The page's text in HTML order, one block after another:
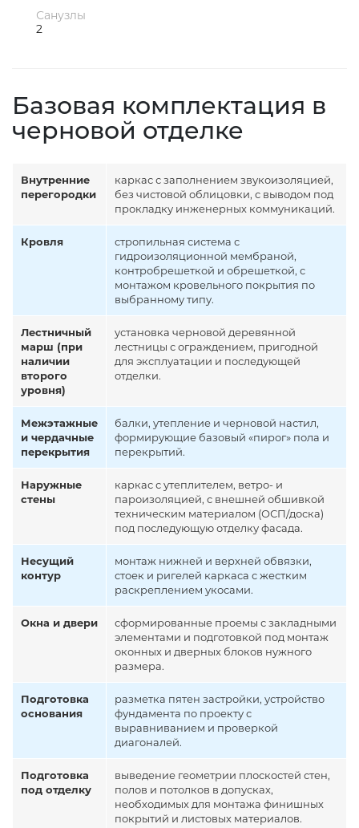
Санузлы
2
Базовая комплектация в
черновой отделке
Внутренние
перегородки
каркас с заполнением звукоизоляцией,
без чистовой облицовки, с выводом под
прокладку инженерных коммуникаций.
Кровля
стропильная система с
гидроизоляционной мембраной,
контробрешеткой и обрешеткой, с
монтажом кровельного покрытия по
выбранному типу.
Лестничный
марш (при
наличии
второго
уровня)
установка черновой деревянной
лестницы с ограждением, пригодной
для эксплуатации и последующей
отделки.
Межэтажные
и чердачные
перекрытия
балки, утепление и черновой настил,
формирующие базовый «пирог» пола и
перекрытий.
Наружные
стены
каркас с утеплителем, ветро- и
пароизоляцией, с внешней обшивкой
техническим материалом (ОСП/доска)
под последующую отделку фасада.
Несущий
контур
монтаж нижней и верхней обвязки,
стоек и ригелей каркаса с жестким
раскреплением укосами.
Окна и двери
сформированные проемы с закладными
элементами и подготовкой под монтаж
оконных и дверных блоков нужного
размера.
Подготовка
основания
разметка пятен застройки, устройство
фундамента по проекту с
выравниванием и проверкой
диагоналей.
Подготовка
под отделку
выведение геометрии плоскостей стен,
полов и потолков в допусках,
необходимых для монтажа финишных
покрытий и листовых материалов.